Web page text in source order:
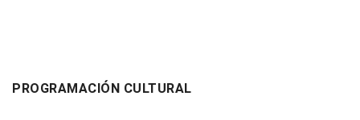
PROGRAMACIÓN CULTURAL